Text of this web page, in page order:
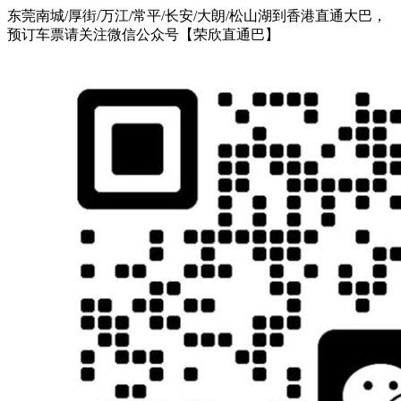
东莞南城/厚街/万江/常平/长安/大朗/松山湖到香港直通大巴，
预订车票请关注微信公众号【荣欣直通巴】